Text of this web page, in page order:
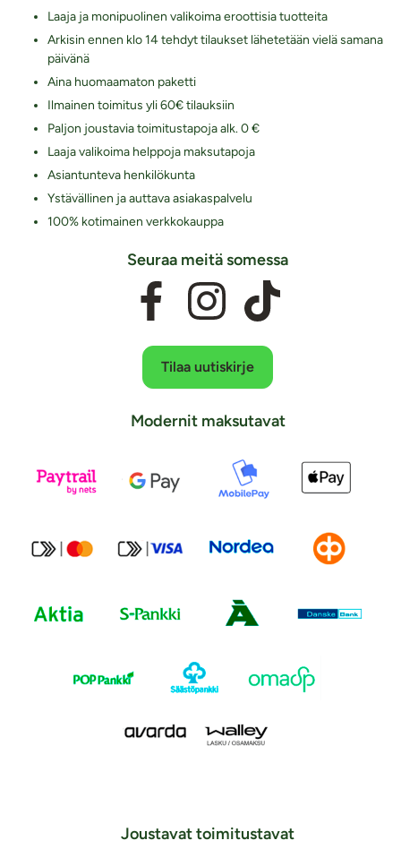
Laaja ja monipuolinen valikoima eroottisia tuotteita
Arkisin ennen klo 14 tehdyt tilaukset lähetetään vielä samana
päivänä
Aina huomaamaton paketti
Ilmainen toimitus yli 60€ tilauksiin
Paljon joustavia toimitustapoja alk. 0 €
Laaja valikoima helppoja maksutapoja
Asiantunteva henkilökunta
Ystävällinen ja auttava asiakaspalvelu
100% kotimainen verkkokauppa
Seuraa meitä somessa
Tilaa uutiskirje
Modernit maksutavat
Joustavat toimitustavat